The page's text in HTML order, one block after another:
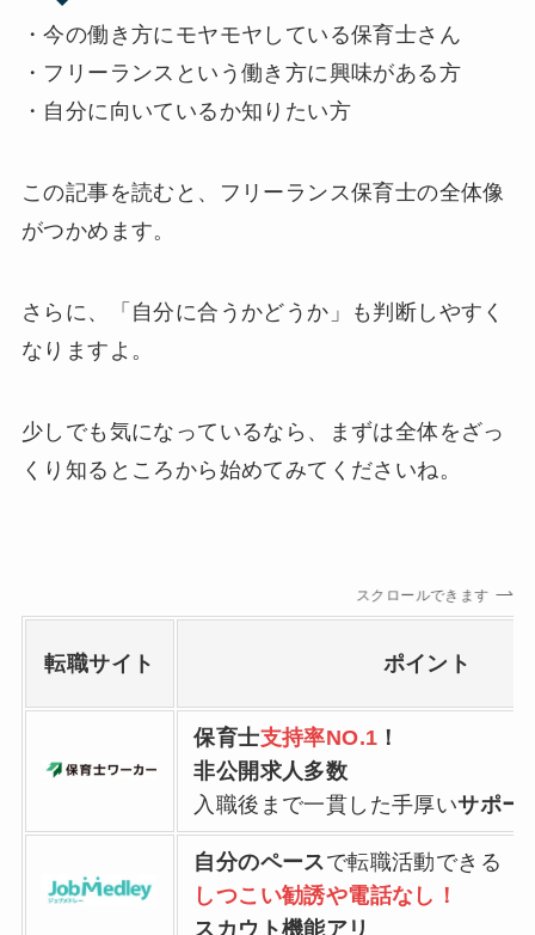
・今の働き方にモヤモヤしている保育士さん
・フリーランスという働き方に興味がある方
・自分に向いているか知りたい方
この記事を読むと、フリーランス保育士の全体像
がつかめます。
さらに、「自分に合うかどうか」も判断しやすく
なりますよ。
少しでも気になっているなら、まずは全体をざっ
くり知るところから始めてみてくださいね。
スクロールできます
転職サイト ポイント
保育士支持率NO.1 ！
非公開求人多数
入職後まで一貫した手厚いサポー
自分のペースで転職活動できる
しつこい勧誘や電話なし！
スカウト機能アリ